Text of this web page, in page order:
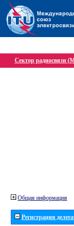
Сектор радиосвязи
Общая информация
Регистрация